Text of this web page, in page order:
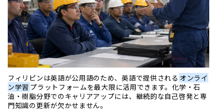
フィリピンは英語が公用語のため、英語で提供される オンライ
ン学習 プラットフォームを最大限に活用できます。化学・石
油・樹脂分野でのキャリアアップには、継続的な自己啓発と専
門知識の更新が欠かせません。